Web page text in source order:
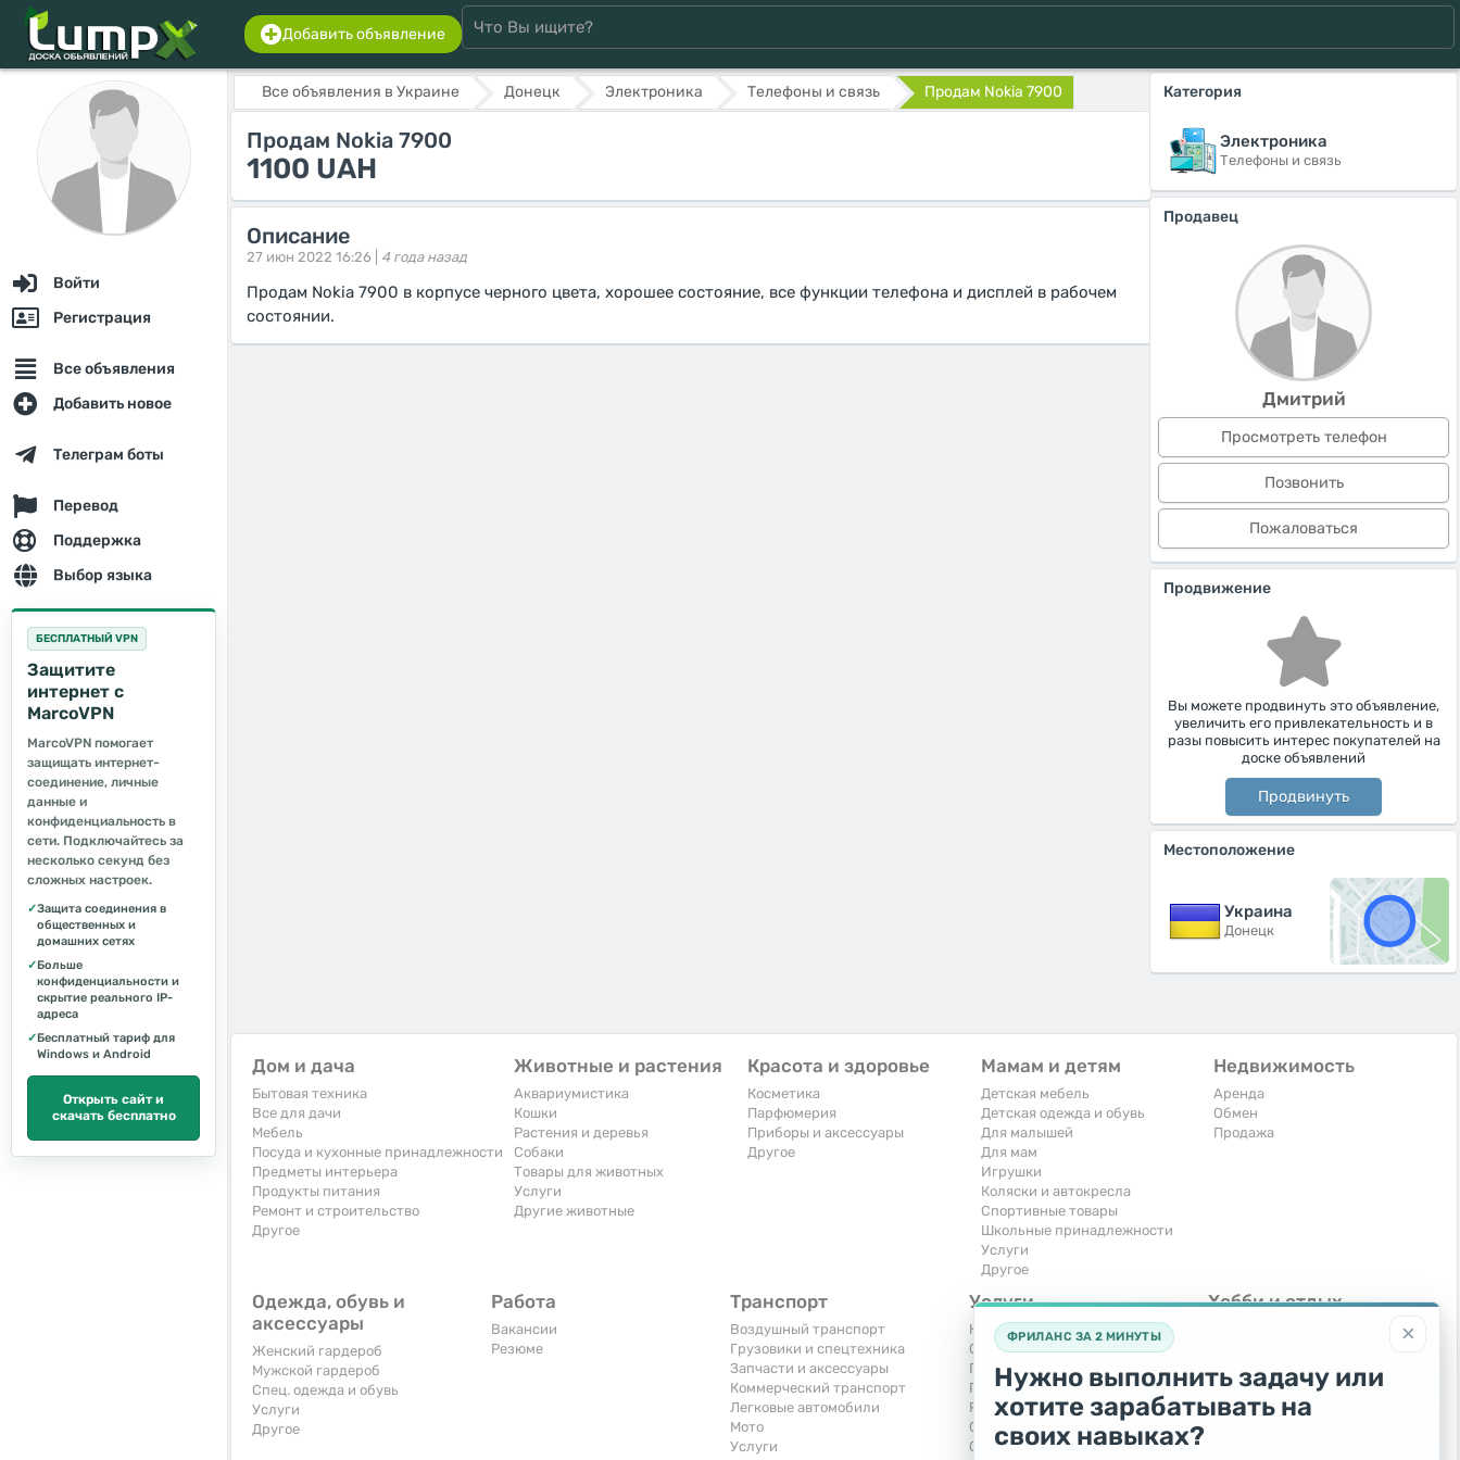
Добавить объявление
Войти
Регистрация
Все объявления
Добавить новое
Телеграм боты
Перевод
Поддержка
Выбор языка
БЕСПЛАТНЫЙ VPN
Защитите
интернет с
MarcoVPN
MarcoVPN помогает
защищать интернет-
соединение, личные
данные и
конфиденциальность в
сети. Подключайтесь за
несколько секунд без
сложных настроек.
✓Защита соединения в
общественных и
домашних сетях
✓Больше
конфиденциальности и
скрытие реального IP-
адреса
✓Бесплатный тариф для
Windows и Android
Открыть сайт и
скачать бесплатно
Все объявления в Украине Донецк Электроника Телефоны и связь Продам Nokia 7900
Продам Nokia 7900
1100 UAH
Описание
27 июн 2022 16:26 | 4 года назад
Продам Nokia 7900 в корпусе черного цвета, хорошее состояние, все функции телефона и дисплей в рабочем
состоянии.
Категория
Электроника
Телефоны и связь
Продавец
Дмитрий
Просмотреть телефон
Позвонить
Пожаловаться
Продвижение
Вы можете продвинуть это объявление,
увеличить его привлекательность и в
разы повысить интерес покупателей на
доске объявлений
Продвинуть
Местоположение
Украина
Донецк
Дом и дача
Бытовая техника
Все для дачи
Мебель
Посуда и кухонные принадлежности
Предметы интерьера
Продукты питания
Ремонт и строительство
Другое
Животные и растения
Аквариумистика
Кошки
Растения и деревья
Собаки
Товары для животных
Услуги
Другие животные
Красота и здоровье
Косметика
Парфюмерия
Приборы и аксессуары
Другое
Мамам и детям
Детская мебель
Детская одежда и обувь
Для малышей
Для мам
Игрушки
Коляски и автокресла
Спортивные товары
Школьные принадлежности
Услуги
Другое
Недвижимость
Аренда
Обмен
Продажа
Одежда, обувь и
аксессуары
Женский гардероб
Мужской гардероб
Спец. одежда и обувь
Услуги
Другое
Работа
Вакансии
Резюме
Транспорт
Воздушный транспорт
Грузовики и спецтехника
Запчасти и аксессуары
Коммерческий транспорт
Легковые автомобили
Мото
Услуги
Услуги
Компьютеры, интернет
Обучение и репетиторство
Перевозки и транспорт
Праздники и мероприятия
Ремонт и установка техники
Сиделки, горничные
Строительство и ремонт
Хобби и отдых
Спорт и отдых
Другое
×
ФРИЛАНС ЗА 2 МИНУТЫ
Нужно выполнить задачу или
хотите зарабатывать на
своих навыках?